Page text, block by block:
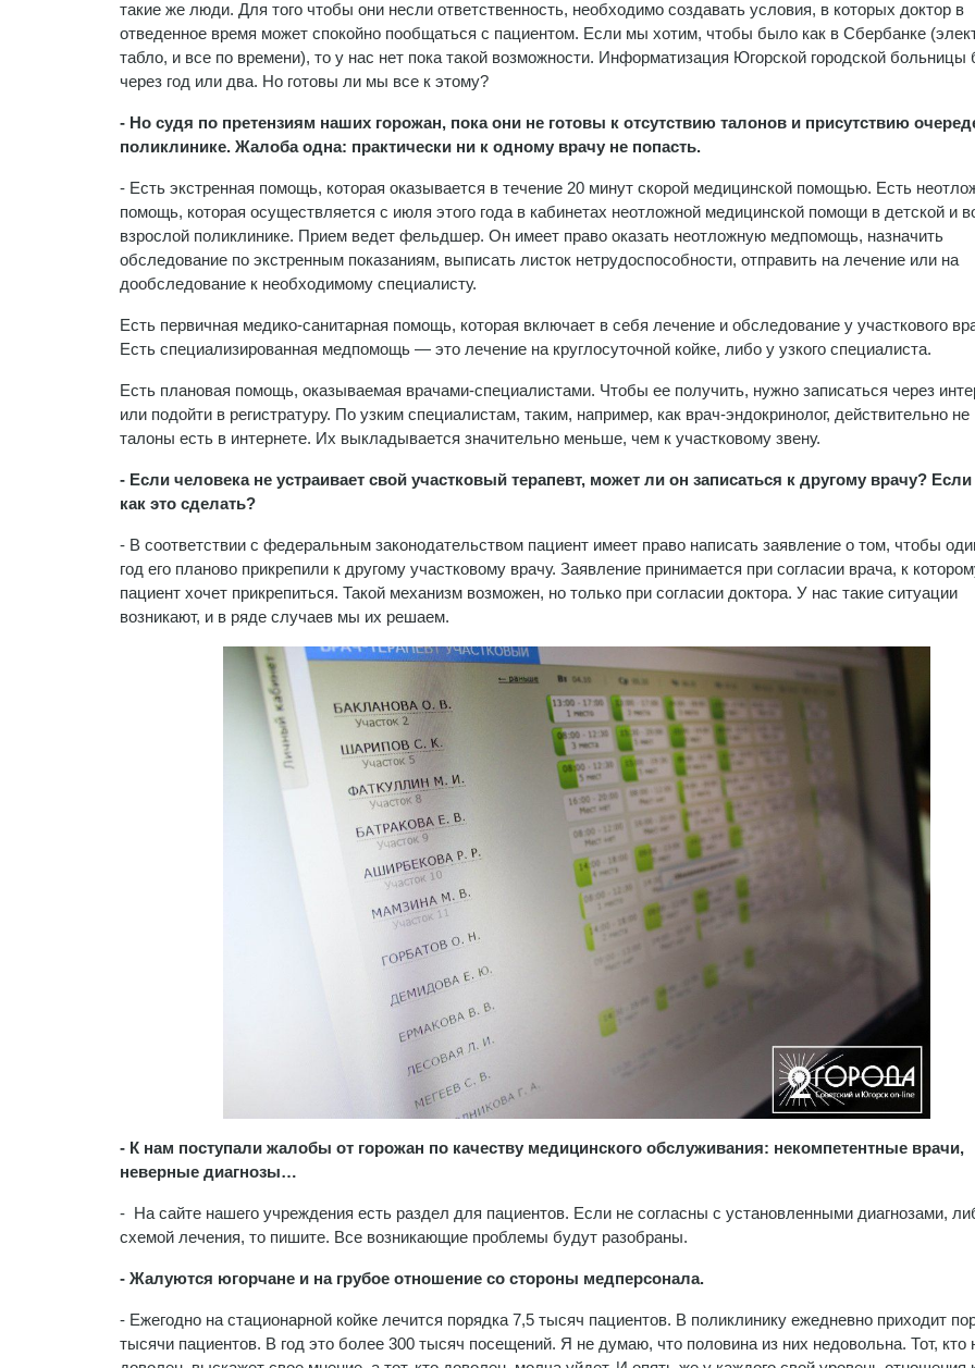
такие же люди. Для того чтобы они несли ответственность, необходимо создавать условия, в которых доктор в
отведенное время может спокойно пообщаться с пациентом. Если мы хотим, чтобы было как в Сбербанке
табло, и все по времени), то у нас нет пока такой возможности. Информатизация Югорской городской больницы
через год или два. Но готовы ли мы все к этому?
- Но судя по претензиям наших горожан, пока они не готовы к отсутствию талонов и присутствию
поликлинике. Жалоба одна: практически ни к одному врачу не попасть.
- Есть экстренная помощь, которая оказывается в течение 20 минут скорой медицинской помощью. Есть
помощь, которая осуществляется с июля этого года в кабинетах неотложной медицинской помощи в детской и
взрослой поликлинике. Прием ведет фельдшер. Он имеет право оказать неотложную медпомощь, назначить
обследование по экстренным показаниям, выписать листок нетрудоспособности, отправить на лечение или на
дообследование к необходимому специалисту.
Есть первичная медико-санитарная помощь, которая включает в себя лечение и обследование у участкового
Есть специализированная медпомощь — это лечение на круглосуточной койке, либо у узкого специалиста.
Есть плановая помощь, оказываемая врачами-специалистами. Чтобы ее получить, нужно записаться через
или подойти в регистратуру. По узким специалистам, таким, например, как врач-эндокринолог, действительно не
талоны есть в интернете. Их выкладывается значительно меньше, чем к участковому звену.
- Если человека не устраивает свой участковый терапевт, может ли он записаться к другому врачу? Если
как это сделать?
- В соответствии с федеральным законодательством пациент имеет право написать заявление о том, чтобы
год его планово прикрепили к другому участковому врачу. Заявление принимается при согласии врача, к
пациент хочет прикрепиться. Такой механизм возможен, но только при согласии доктора. У нас такие ситуации
возникают, и в ряде случаев мы их решаем.
- К нам поступали жалобы от горожан по качеству медицинского обслуживания: некомпетентные врачи,
неверные диагнозы…
- На сайте нашего учреждения есть раздел для пациентов. Если не согласны с установленными диагнозами,
схемой лечения, то пишите. Все возникающие проблемы будут разобраны.
- Жалуются югорчане и на грубое отношение со стороны медперсонала.
- Ежегодно на стационарной койке лечится порядка 7,5 тысяч пациентов. В поликлинику ежедневно приходит
тысячи пациентов. В год это более 300 тысяч посещений. Я не думаю, что половина из них недовольна. Тот, кто